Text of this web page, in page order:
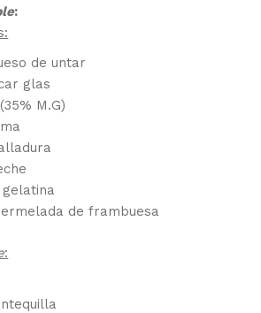
:
de untar
glas
M.G)
de frambuesa
: